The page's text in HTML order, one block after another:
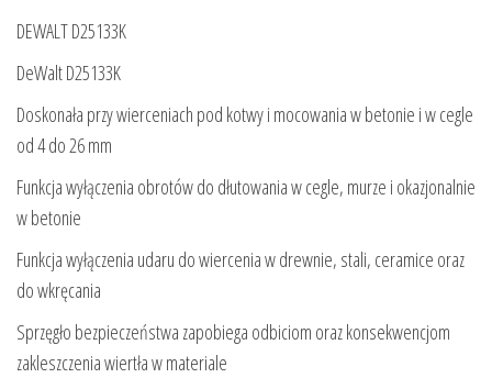
DEWALT D25133K
DeWalt D25133K
Doskonała przy wierceniach pod kotwy i mocowania w betonie i w cegle
od 4 do 26 mm
Funkcja wyłączenia obrotów do dłutowania w cegle, murze i okazjonalnie
w betonie
Funkcja wyłączenia udaru do wiercenia w drewnie, stali, ceramice oraz
do wkręcania
Sprzęgło bezpieczeństwa zapobiega odbiciom oraz konsekwencjom
zakleszczenia wiertła w materiale